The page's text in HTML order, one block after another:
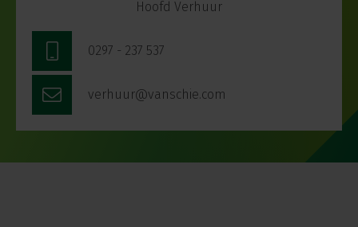
0297 - 237 537
verhuur@vanschie.com
Hoofd Verhuur